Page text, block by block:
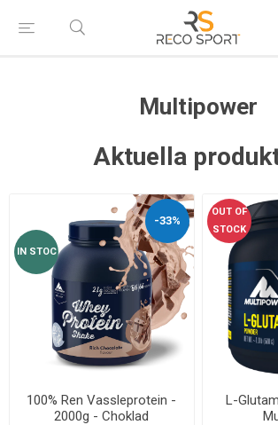
Multipower
Aktuella
-33%
IN STOC
100% Ren Vassleprotein -
2000g - Choklad
OUT OF
STOCK
L-